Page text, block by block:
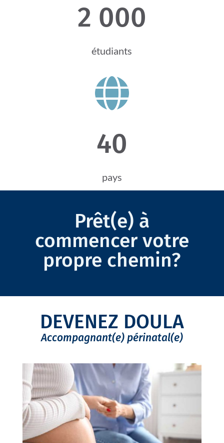
2 000
étudiants

40
pays
Prêt(e) à
commencer votre
propre chemin?
DEVENEZ DOULA
Accompagnant(e) périnatal(e)